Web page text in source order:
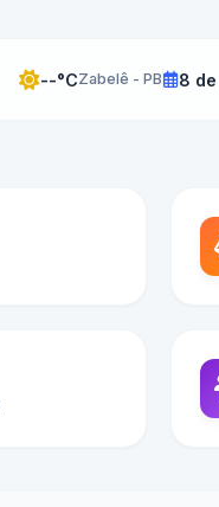
--°CZabelê - PB 8